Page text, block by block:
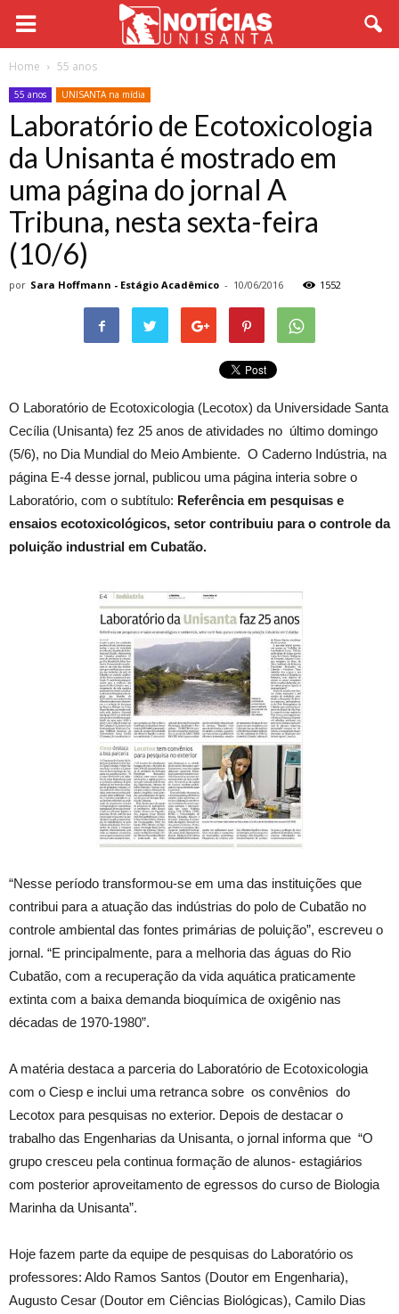
Home 55 anos
55 anos UNISANTA na mídia
Laboratório de Ecotoxicologia
da Unisanta é mostrado em
uma página do jornal A
Tribuna, nesta sexta-feira
(10/6)
por Sara Hoffmann - Estágio Acadêmico - 10/06/2016 1552
O Laboratório de Ecotoxicologia (Lecotox) da Universidade Santa
Cecília (Unisanta) fez 25 anos de atividades no último domingo
(5/6), no Dia Mundial do Meio Ambiente. O Caderno Indústria, na
página E-4 desse jornal, publicou uma página interia sobre o
Laboratório, com o subtítulo: Referência em pesquisas e
ensaios ecotoxicológicos, setor contribuiu para o controle da
poluição industrial em Cubatão.
“Nesse período transformou-se em uma das instituições que
contribui para a atuação das indústrias do polo de Cubatão no
controle ambiental das fontes primárias de poluição”, escreveu o
jornal. “E principalmente, para a melhoria das águas do Rio
Cubatão, com a recuperação da vida aquática praticamente
extinta com a baixa demanda bioquímica de oxigênio nas
décadas de 1970-1980”.
A matéria destaca a parceria do Laboratório de Ecotoxicologia
com o Ciesp e inclui uma retranca sobre os convênios do
Lecotox para pesquisas no exterior. Depois de destacar o
trabalho das Engenharias da Unisanta, o jornal informa que “O
grupo cresceu pela continua formação de alunos- estagiários
com posterior aproveitamento de egressos do curso de Biologia
Marinha da Unisanta”.
Hoje fazem parte da equipe de pesquisas do Laboratório os
professores: Aldo Ramos Santos (Doutor em Engenharia),
Augusto Cesar (Doutor em Ciências Biológicas), Camilo Dias